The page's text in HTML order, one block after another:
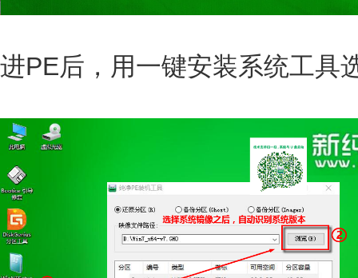
进PE后，用一键安装系统工具